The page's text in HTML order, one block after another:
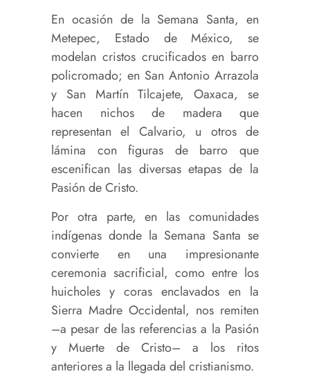
En ocasión de la Semana Santa, en
Metepec, Estado de México, se
modelan cristos crucificados en barro
policromado; en San Antonio Arrazola
y San Martín Tilcajete, Oaxaca, se
hacen nichos de madera que
representan el Calvario, u otros de
lámina con figuras de barro que
escenifican las diversas etapas de la
Pasión de Cristo.
Por otra parte, en las comunidades
indígenas donde la Semana Santa se
convierte en una impresionante
ceremonia sacrificial, como entre los
huicholes y coras enclavados en la
Sierra Madre Occidental, nos remiten
–a pesar de las referencias a la Pasión
y Muerte de Cristo– a los ritos
anteriores a la llegada del cristianismo.